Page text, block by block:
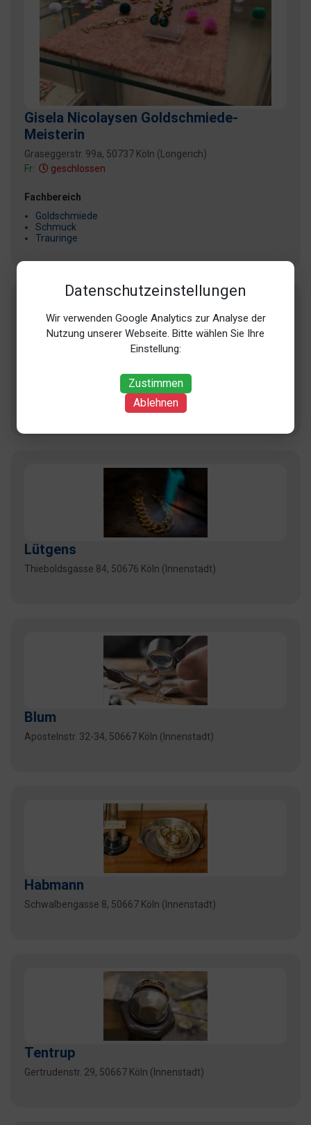
Datenschutzeinstellungen
Wir verwenden Google Analytics zur Analyse der
Nutzung unserer Webseite. Bitte wählen Sie Ihre
Einstellung:
Zustimmen
Ablehnen
Gisela Nicolaysen Goldschmiede-
Meisterin
Graseggerstr. 99a, 50737 Köln (Longerich)
Fr:
geschlossen
Fachbereich
Goldschmiede
Schmuck
Trauringe
Jungverdorben
Hohe Str. 96, 50667 Köln (Innenstadt)
Lütgens
Thieboldsgasse 84, 50676 Köln (Innenstadt)
Blum
Apostelnstr. 32-34, 50667 Köln (Innenstadt)
Habmann
Schwalbengasse 8, 50667 Köln (Innenstadt)
Tentrup
Gertrudenstr. 29, 50667 Köln (Innenstadt)